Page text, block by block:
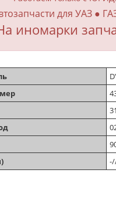
для УАЗ ●
иномарки